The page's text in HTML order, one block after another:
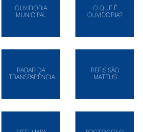
OUVIDORIA
MUNICIPAL
O QUE É
OUVIDORIA?
RADAR DA
TRANSPARÊNCIA
REFIS SÃO
MATEUS